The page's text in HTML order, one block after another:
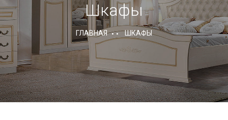
Шкафы
ГЛАВНАЯ ШКАФЫ